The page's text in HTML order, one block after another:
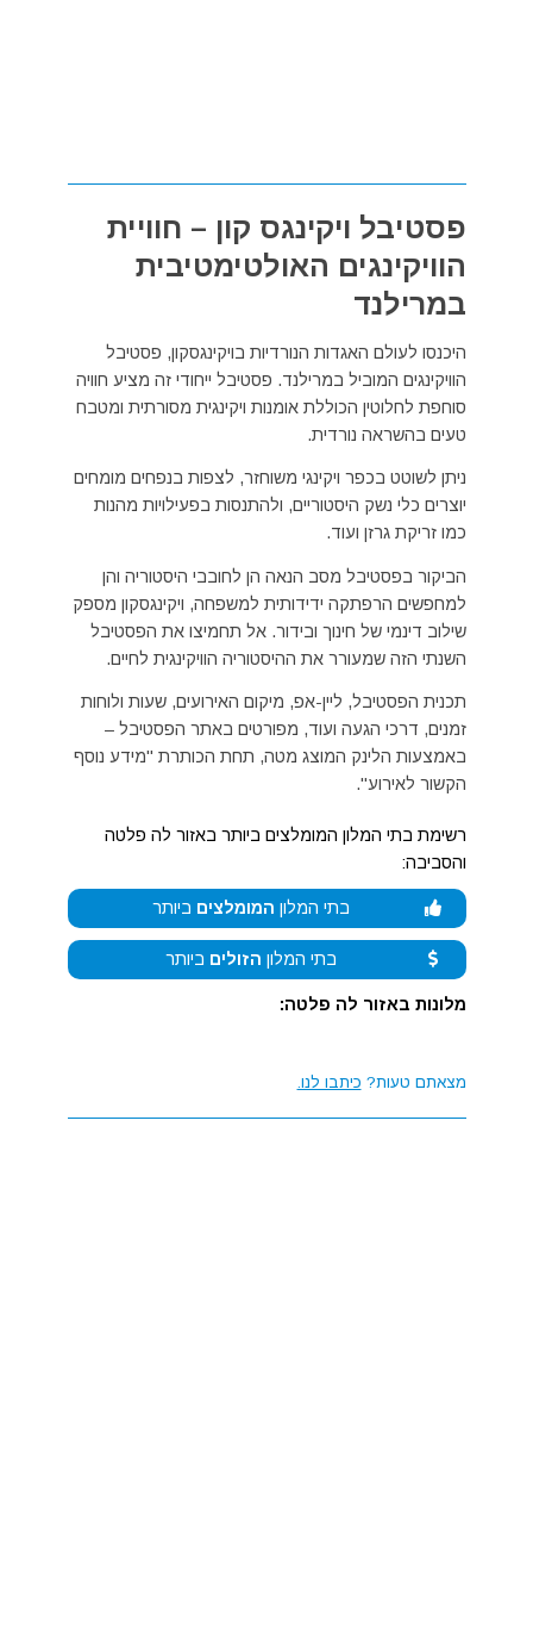
פסטיבל ויקינגס קון – חוויית
הוויקינגים האולטימטיבית
במרילנד
היכנסו לעולם האגדות הנורדיות בויקינגסקון, פסטיבל
הוויקינגים המוביל במרילנד. פסטיבל ייחודי זה מציע חוויה
סוחפת לחלוטין הכוללת אומנות ויקינגית מסורתית ומטבח
טעים בהשראה נורדית.
ניתן לשוטט בכפר ויקינגי משוחזר, לצפות בנפחים מומחים
יוצרים כלי נשק היסטוריים, ולהתנסות בפעילויות מהנות
כמו זריקת גרזן ועוד.
הביקור בפסטיבל מסב הנאה הן לחובבי היסטוריה והן
למחפשים הרפתקה ידידותית למשפחה, ויקינגסקון מספק
שילוב דינמי של חינוך ובידור. אל תחמיצו את הפסטיבל
השנתי הזה שמעורר את ההיסטוריה הוויקינגית לחיים.
תכנית הפסטיבל, ליין-אפ, מיקום האירועים, שעות ולוחות
זמנים, דרכי הגעה ועוד, מפורטים באתר הפסטיבל –
באמצעות הלינק המוצג מטה, תחת הכותרת "מידע נוסף
הקשור לאירוע".
רשימת בתי המלון המומלצים ביותר באזור לה פלטה
והסביבה:
בתי המלון המומלצים ביותר
בתי המלון הזולים ביותר
מלונות באזור לה פלטה:
מצאתם טעות? כיתבו לנו.